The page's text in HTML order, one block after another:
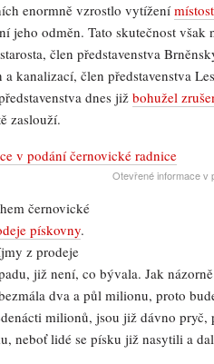
enormně vzrostlo vytížení
jeho odměn. Tato skutečnost
člen představenstva
kanalizací, člen představenstva
dnes jižbohužel
zaslouží.
Otevřené informace v
černovické
pískovny.
z prodeje
již není, co bývala. Jak
dva a půl milionu, proto
milionů, jsou již dávno pryč,
neboť lidé se písku již nasytili a